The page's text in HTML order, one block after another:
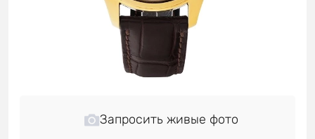
Запросить живые фото